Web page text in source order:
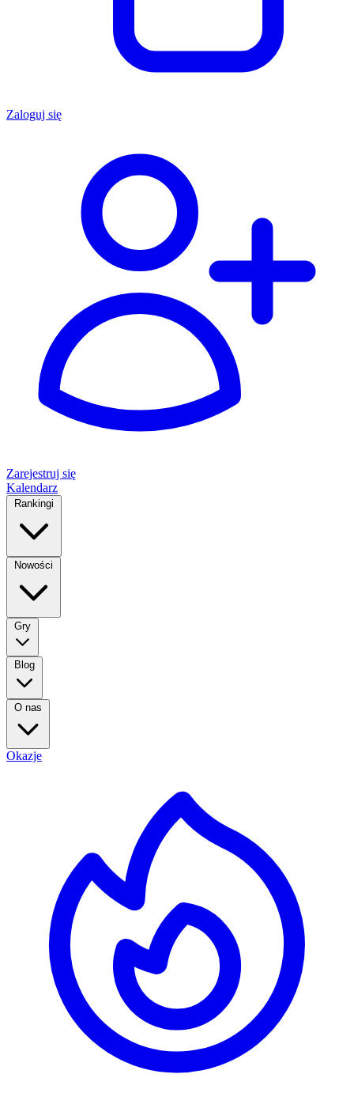
Zaloguj się
Zarejestruj się
Kalendarz
Rankingi
Nowości
Gry
Blog
O nas
Okazje